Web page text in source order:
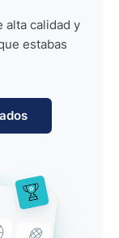
alta calidad y
estabas